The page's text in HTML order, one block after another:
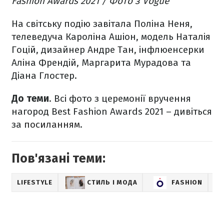
На світську подію завітала Поліна Неня,
телеведуча Кароліна Ашіон, модель Наталія
Гоцій, дизайнер Андре Тан, інфлюенсерки
Аліна Френдій, Маргарита Мурадова та
Діана Глостер.
До теми. Всі фото з церемонії вручення
нагород Best Fashion Awards 2021 – дивіться
за посиланням.
Пов'язані теми:
LIFESTYLE СТИЛЬ І МОДА FASHION